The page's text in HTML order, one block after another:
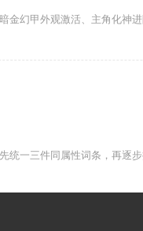
幻甲外观激活、主角化神
一三件同属性词条，再逐